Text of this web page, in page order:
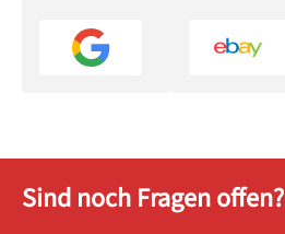
Sind noch Fragen offen?